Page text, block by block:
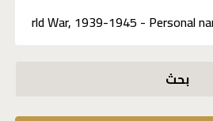
بحث